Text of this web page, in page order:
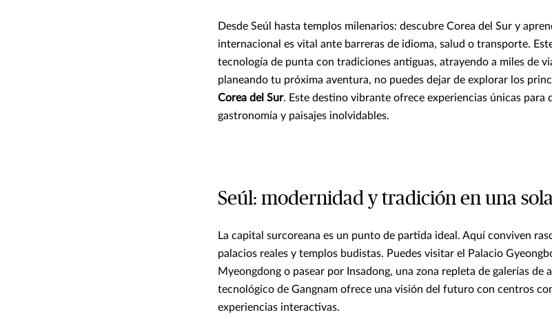
Desde Seúl hasta templos milenarios: descubre Corea del Sur y
internacional es vital ante barreras de idioma, salud o transporte.
tecnología de punta con tradiciones antiguas, atrayendo a miles de
planeando tu próxima aventura, no puedes dejar de explorar los
Corea del Sur. Este destino vibrante ofrece experiencias únicas para
gastronomía y paisajes inolvidables.
Seúl: modernidad y tradición en una
La capital surcoreana es un punto de partida ideal. Aquí conviven
palacios reales y templos budistas. Puedes visitar el Palacio
Myeongdong o pasear por Insadong, una zona repleta de galerías de
tecnológico de Gangnam ofrece una visión del futuro con centros
experiencias interactivas.